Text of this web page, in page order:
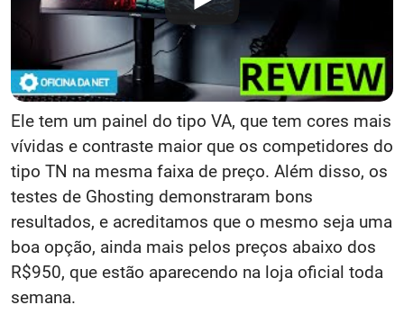
Ele tem um painel do tipo VA, que tem cores mais
vívidas e contraste maior que os competidores do
tipo TN na mesma faixa de preço. Além disso, os
testes de Ghosting demonstraram bons
resultados, e acreditamos que o mesmo seja uma
boa opção, ainda mais pelos preços abaixo dos
R$950, que estão aparecendo na loja oficial toda
semana.